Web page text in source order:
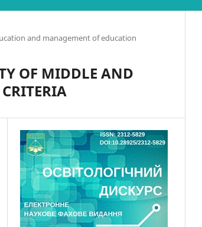
and management of education
OF MIDDLE AND